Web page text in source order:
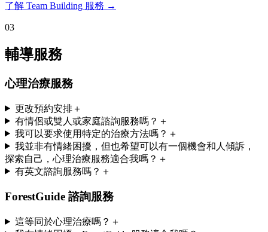
了解 Team Building 服務 →
03
輔導服務
心理治療服務
更改預約安排＋
有情侶或雙人或家庭諮詢服務嗎？ ＋
我可以要求使用特定的治療方法嗎？ ＋
我並非有情緒困擾，但也希望可以有一個機會和人傾訴，
探索自己，心理治療服務適合我嗎？ ＋
有英文諮詢服務嗎？ ＋
ForestGuide 諮詢服務
這等同於心理治療嗎？ ＋